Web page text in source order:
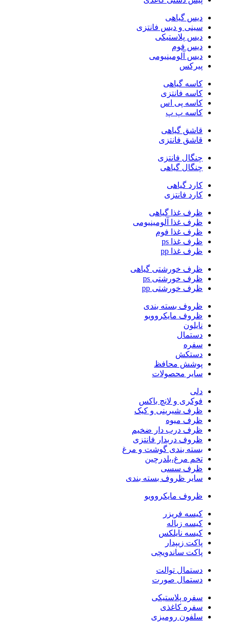
دیس گیاهی
سینی و دیس فانتزی
دیس پلاستیکی
دیس فوم
دیس آلومینیومی
پیرکس
کاسه گیاهی
کاسه فانتزی
کاسه پی اس
کاسه پ پ
قاشق گیاهی
قاشق فانتزی
چنگال فانتزی
چنگال گیاهی
کارد گیاهی
کارد فانتزی
ظرف غذا گیاهی
ظرف غذا آلومینیومی
ظرف غذا فوم
ظرف غذا ps
ظرف غذا pp
ظرف خورشتی گیاهی
ظرف خورشتی ps
ظرف خورشتی pp
ظروف بسته بندی
ظروف مایکروویو
نایلون
دستمال
سفره
دستکش
پوشش محافظ
سایر محصولات
دلی
فوکری و لانچ باکس
ظرف شیرینی و کیک
ظرف میوه
ظرف درب دار ضخیم
ظروف دربدار فانتزی
بسته بندی گوشت و مرغ
تخم مرغ،بلدرچین
ظرف سسی
سایر ظروف بسته بندی
ظروف مایکروویو
کیسه فریزر
کیسه زباله
کیسه نایلکس
پاکت زیپدار
پاکت ساندویچی
دستمال توالت
دستمال صورت
سفره پلاستیکی
سفره کاغذی
سلفون رومیزی